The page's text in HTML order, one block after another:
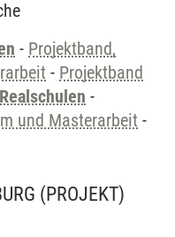
- Projektband,
- Projektband
-
und Masterarbeit -
(PROJEKT)